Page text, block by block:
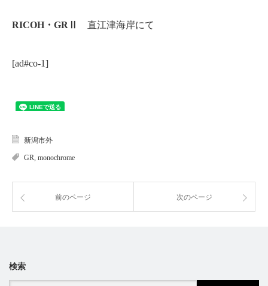
RICOH・GRⅡ 直江津海岸にて
[ad#co-1]
新潟市外
GR monochrome
前のページ 次のページ
検索